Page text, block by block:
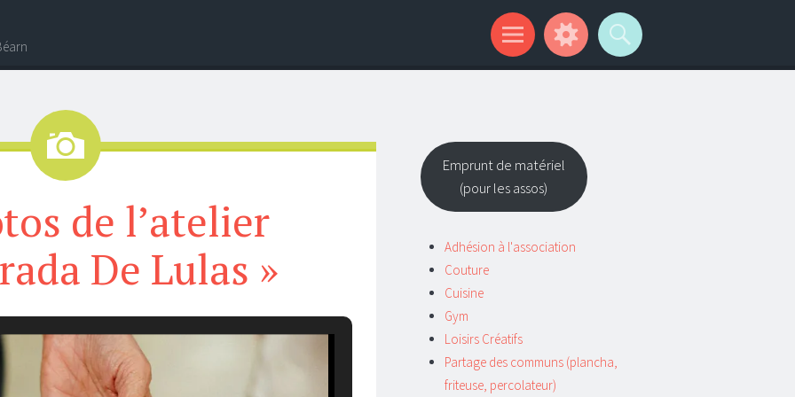
Image
de l’atelier
De Lulas »
Emprunt de matériel
(pour les assos)
Adhésion à l'association
Couture
Cuisine
Gym
Loisirs Créatifs
Partage des communs (plancha,
friteuse, percolateur)